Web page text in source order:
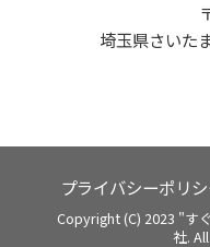
埼玉県さいた
プライバシーポリ
Copyright (C) 2023 "す
社.